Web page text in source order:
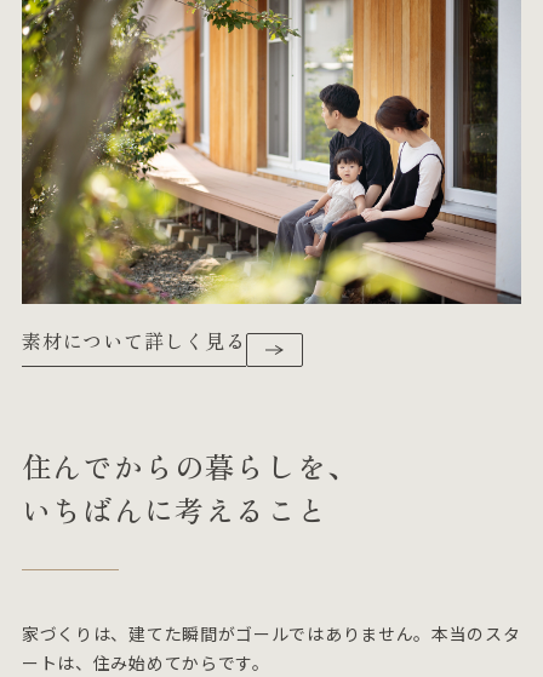
素材について詳しく見る
住んでからの暮らしを、
いちばんに考えること
家づくりは、建てた瞬間がゴールではありません。本当のスタ
ートは、住み始めてからです。